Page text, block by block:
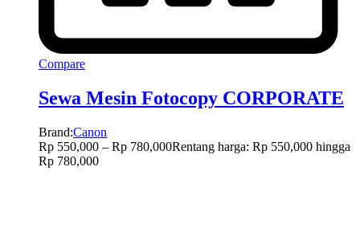
Compare
Sewa Mesin Fotocopy CORPORATE
Brand:Canon
Rp 550,000 – Rp 780,000Rentang harga: Rp 550,000 hingga
Rp 780,000